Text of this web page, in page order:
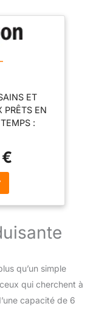
6 L -
- Blanc
ET
PRÊTS EN
:
en
Cookeo
: 150
à
GUIDER :
qu’un simple
qui cherchent à
capacité de 6